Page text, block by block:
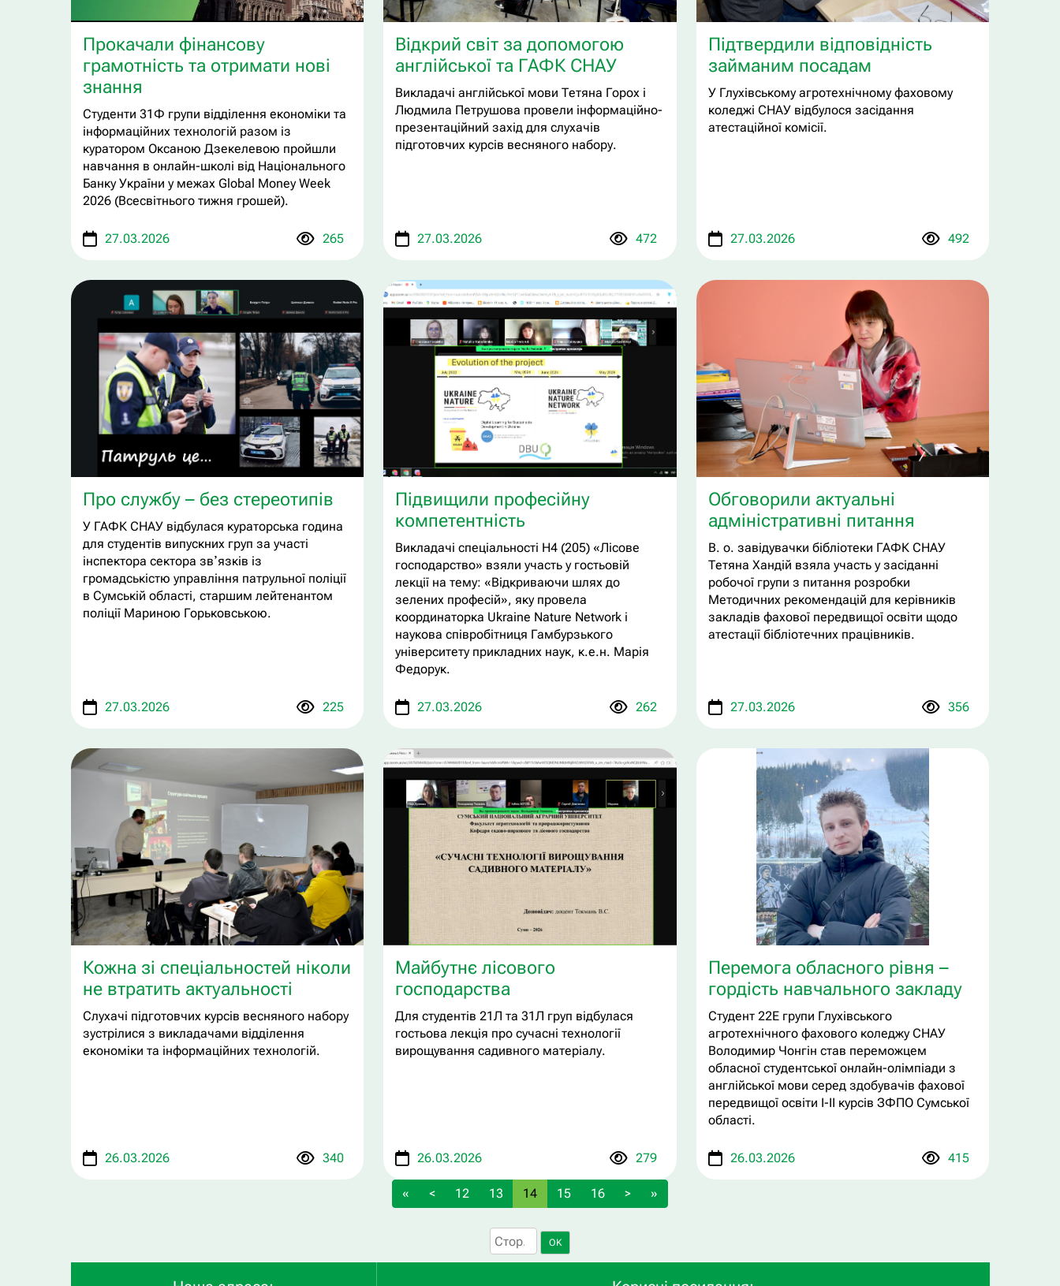
Прокачали фінансову
грамотність та отримати нові
знання
Студенти 31Ф групи відділення економіки та
інформаційних технологій разом із
куратором Оксаною Дзекелевою пройшли
навчання в онлайн-школі від Національного
Банку України у межах Global Money Week
2026 (Всесвітнього тижня грошей).
27.03.2026 265
Відкрий світ за допомогою
англійської та ГАФК СНАУ
Викладачі англійської мови Тетяна Горох і
Людмила Петрушова провели інформаційно-
презентаційний захід для слухачів
підготовчих курсів весняного набору.
27.03.2026 472
Підтвердили відповідність
займаним посадам
У Глухівському агротехнічному фаховому
коледжі СНАУ відбулося засідання
атестаційної комісії.
27.03.2026 492
Про службу – без стереотипів
У ГАФК СНАУ відбулася кураторська година
для студентів випускних груп за участі
інспектора сектора звʼязків із
громадськістю управління патрульної поліції
в Сумській області, старшим лейтенантом
поліції Мариною Горьковською.
27.03.2026 225
Підвищили професійну
компетентність
Викладачі спеціальності Н4 (205) «Лісове
господарство» взяли участь у гостьовій
лекції на тему: «Відкриваючи шлях до
зелених професій», яку провела
координаторка Ukraine Nature Network і
наукова співробітниця Гамбурзького
університету прикладних наук, к.е.н. Марія
Федорук.
27.03.2026 262
Обговорили актуальні
адміністративні питання
В. о. завідувачки бібліотеки ГАФК СНАУ
Тетяна Хандій взяла участь у засіданні
робочої групи з питання розробки
Методичних рекомендацій для керівників
закладів фахової передвищої освіти щодо
атестації бібліотечних працівників.
27.03.2026 356
Кожна зі спеціальностей ніколи
не втратить актуальності
Слухачі підготовчих курсів весняного набору
зустрілися з викладачами відділення
економіки та інформаційних технологій.
26.03.2026 340
Майбутнє лісового
господарства
Для студентів 21Л та 31Л груп відбулася
гостьова лекція про сучасні технології
вирощування садивного матеріалу.
26.03.2026 279
Перемога обласного рівня –
гордість навчального закладу
Студент 22Е групи Глухівського
агротехнічного фахового коледжу СНАУ
Володимир Чонгін став переможцем
обласної студентської онлайн-олімпіади з
англійської мови серед здобувачів фахової
передвищої освіти I-II курсів ЗФПО Сумської
області.
26.03.2026 415
« < 12 13 14 15 16 > »
OK